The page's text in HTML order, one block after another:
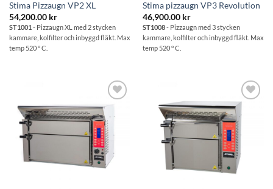
Stima Pizzaugn VP2 XL
54,200.00 kr
ST1001 - Pizzaugn XL med 2 stycken
kammare, kolfilter och inbyggd fläkt. Max
temp 520 ° C.
Stima pizzaugn VP3 Revolution
46,900.00 kr
ST1008- Pizzaugn med 3 stycken
kammare, kolfilter och inbyggd fläkt. Max
temp 520 ° C.
Lägg till i
önskelistan
Lägg till i
önskelistan